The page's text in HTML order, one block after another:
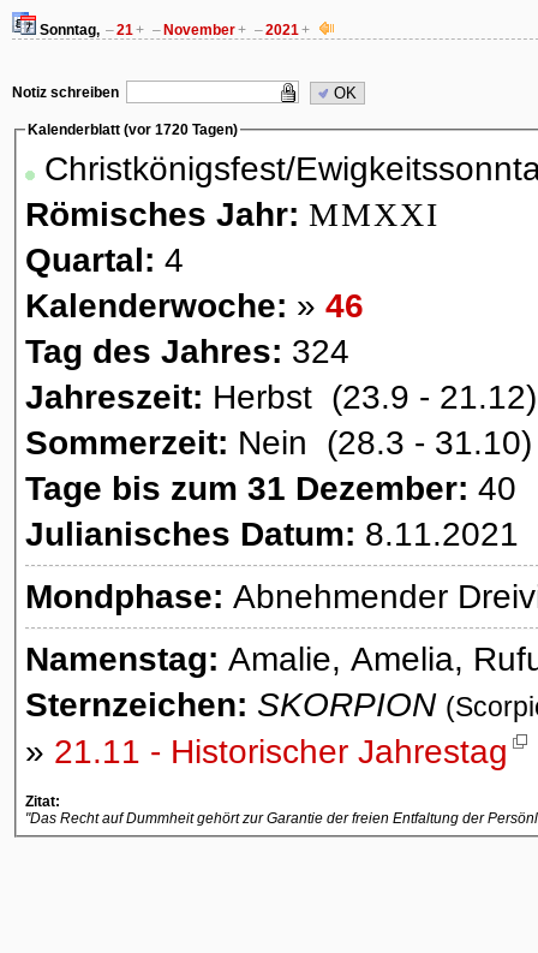
Sonntag, –21+ – November+ –2021+
Notiz schreiben OK
Kalenderblatt (vor 1720 Tagen)
Christkönigsfest/
Römisches Jahr: MMXXI
Quartal: 4
Kalenderwoche: » 46
Tag des Jahres: 324
Jahreszeit: Herbst (23.9 - 21.12)
Sommerzeit: Nein (28.3 - 31.10)
Tage bis zum 31 Dezember: 40
Julianisches Datum: 8.11.2021
Mondphase: Abnehmender
Namenstag: Amalie, Amelia,
Sternzeichen: SKORPION
» 21.11 - Historischer Jahrestag
Zitat:
"Das Recht auf Dummheit gehört zur Garantie der freien Entfaltung der